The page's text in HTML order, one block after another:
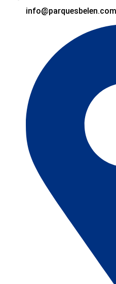
info@parquesbelen.com